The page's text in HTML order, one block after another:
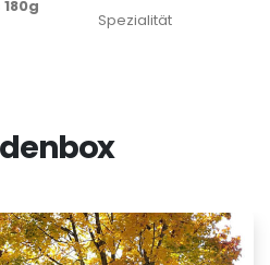
Spezialität